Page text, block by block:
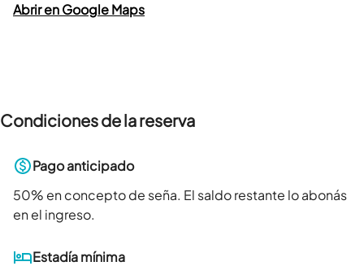
Abrir en Google Maps
Condiciones de la reserva
Pago anticipado
50% en concepto de seña. El saldo restante lo abonás
en el ingreso.
Estadía mínima